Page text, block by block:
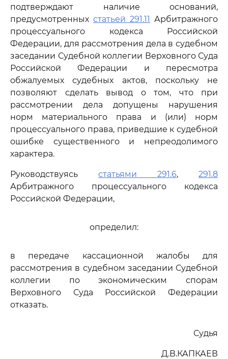
подтверждают наличие оснований,
предусмотренных статьей 291.11 Арбитражного
процессуального кодекса Российской
Федерации, для рассмотрения дела в судебном
заседании Судебной коллегии Верховного Суда
Российской Федерации и пересмотра
обжалуемых судебных актов, поскольку не
позволяют сделать вывод о том, что при
рассмотрении дела допущены нарушения
норм материального права и (или) норм
процессуального права, приведшие к судебной
ошибке существенного и непреодолимого
характера.
Руководствуясь статьями 291.6, 291.8
Арбитражного процессуального кодекса
Российской Федерации,
определил:
в передаче кассационной жалобы для
рассмотрения в судебном заседании Судебной
коллегии по экономическим спорам
Верховного Суда Российской Федерации
отказать.
Судья
Д.В.КАПКАЕВ